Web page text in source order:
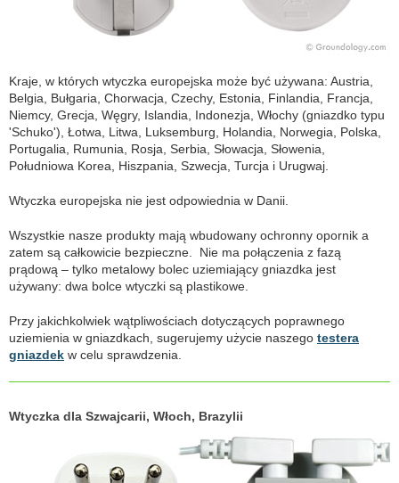
Kraje, w których wtyczka europejska może być używana: Austria,
Belgia, Bułgaria, Chorwacja, Czechy, Estonia, Finlandia, Francja,
Niemcy, Grecja, Węgry, Islandia, Indonezja, Włochy (gniazdko typu
'Schuko'), Łotwa, Litwa, Luksemburg, Holandia, Norwegia, Polska,
Portugalia, Rumunia, Rosja, Serbia, Słowacja, Słowenia,
Południowa Korea, Hiszpania, Szwecja, Turcja i Urugwaj.
Wtyczka europejska nie jest odpowiednia w Danii.
Wszystkie nasze produkty mają wbudowany ochronny opornik a
zatem są całkowicie bezpieczne. Nie ma połączenia z fazą
prądową – tylko metalowy bolec uziemiający gniazdka jest
używany: dwa bolce wtyczki są plastikowe.
Przy jakichkolwiek wątpliwościach dotyczących poprawnego
uziemienia w gniazdkach, sugerujemy użycie naszego testera
gniazdek w celu sprawdzenia.
Wtyczka dla Szwajcarii, Włoch, Brazylii